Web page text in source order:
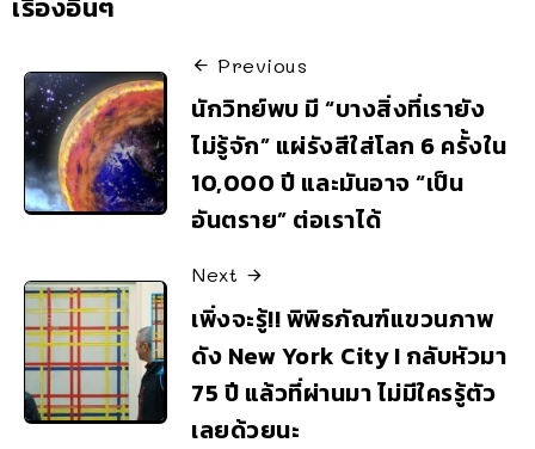
Previous
นักวิทย์พบ มี “บางสิ่งที่เรายัง
ไม่รู้จัก” แผ่รังสีใส่โลก 6 ครั้งใน
10,000 ปี และมันอาจ “เป็น
อันตราย” ต่อเราได้
Next
เพิ่งจะรู้!! พิพิธภัณฑ์แขวนภาพ
ดัง New York City I กลับหัวมา
75 ปี แล้วที่ผ่านมา ไม่มีใครรู้ตัว
เลยด้วยนะ